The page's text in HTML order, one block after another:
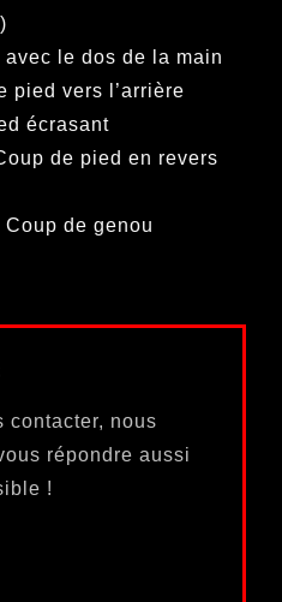
le dos de la main
pied vers l’arrière
écrasant
de pied en revers
Coup de genou
contacter, nous
répondre aussi
!